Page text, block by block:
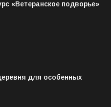
«Локомотив»
для особенных